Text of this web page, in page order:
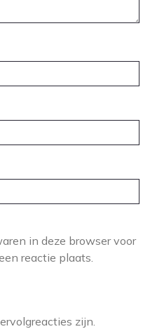
in deze browser voor
reactie plaats.
zijn.